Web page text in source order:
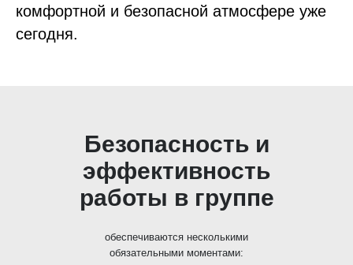
комфортной и безопасной атмосфере уже
сегодня.
Безопасность и
эффективность
работы в группе
обеспечиваются несколькими
обязательными моментами: